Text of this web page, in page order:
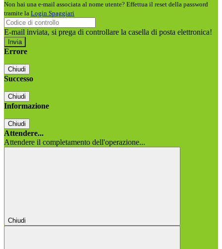
Non hai una e-mail associata al nome utente? Effettua il reset della password
tramite la Login Spaggiari
E-mail inviata, si prega di controllare la casella di posta elettronica!
Errore
Chiudi
Successo
Chiudi
Informazione
Chiudi
Attendere...
Attendere il completamento dell'operazione...
Chiudi